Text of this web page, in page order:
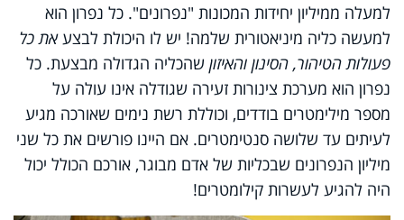
למעלה ממיליון יחידות המכונות "נפרונים". כל נפרון הוא
למעשה כליה מיניאטורית שלמה! יש לו היכולת לבצעאת כל
פעולות הטיהור, הסינון והאיזון שהכליה הגדולה מבצעת. כל
נפרון הוא מערכת צינורות זעירה שגודלה אינו עולה על
מספר מילימטרים בודדים, וכוללת רשת נימים שאורכה מגיע
לעיתים עד שלושה סנטימטרים. אם היינו פורשים את כל שני
מיליון הנפרונים שבכליות של אדם מבוגר, אורכם הכולל יכול
היה להגיע לעשרות קילומטרים!